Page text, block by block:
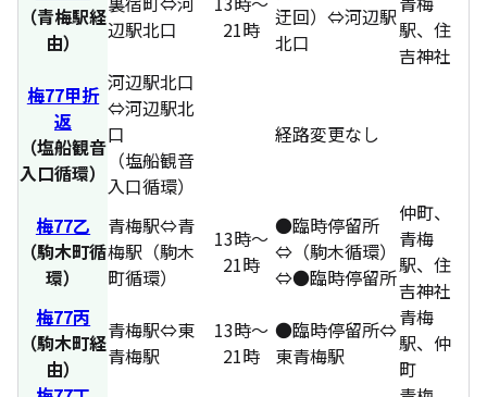
（青梅駅経
由）
辺駅北口
21時 迂回）⇔河辺駅
北口
駅、住
吉神社
梅77甲折
返
（塩船観音
入口循環）
河辺駅北口
⇔河辺駅北
口
（塩船観音
入口循環）
経路変更なし
梅77乙
（駒木町循
環）
青梅駅⇔青
梅駅（駒木
町循環）
13時～
21時
●臨時停留所
⇔（駒木循環）
⇔●臨時停留所
仲町、
青梅
駅、住
吉神社
梅77丙
（駒木町経
由）
青梅駅⇔東
青梅駅
13時～
21時
●臨時停留所⇔
東青梅駅
青梅
駅、仲
町